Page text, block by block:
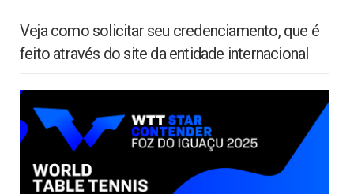
Veja como solicitar seu credenciamento, que é
feito através do site da entidade internacional